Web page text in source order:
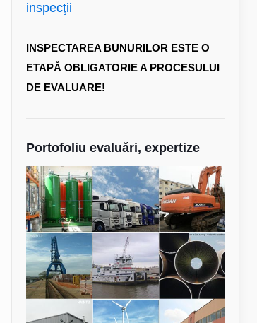
inspecţii
INSPECTAREA BUNURILOR ESTE O
ETAPĂ OBLIGATORIE A PROCESULUI
DE EVALUARE!
Portofoliu evaluări, expertize